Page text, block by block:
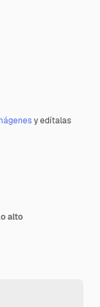
y edítalas
alto